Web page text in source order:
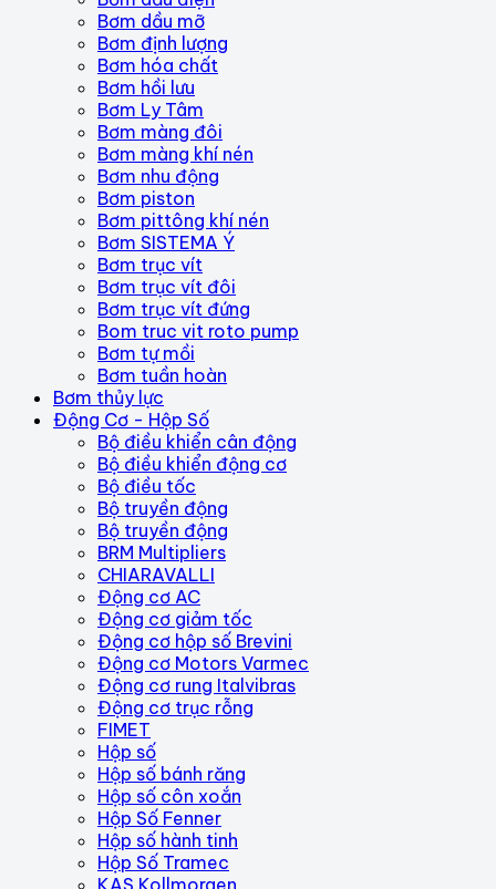
Bơm dầu mỡ
Bơm định lượng
Bơm hóa chất
Bơm hồi lưu
Bơm Ly Tâm
Bơm màng đôi
Bơm màng khí nén
Bơm nhu động
Bơm piston
Bơm pittông khí nén
Bơm SISTEMA Ý
Bơm trục vít
Bơm trục vít đôi
Bơm trục vít đứng
Bom truc vit roto pump
Bơm tự mồi
Bơm tuần hoàn
Bơm thủy lực
Động Cơ - Hộp Số
Bộ điều khiển cân động
Bộ điều khiển động cơ
Bộ điều tốc
Bộ truyền động
Bộ truyền động
BRM Multipliers
CHIARAVALLI
Động cơ AC
Động cơ giảm tốc
Động cơ hộp số Brevini
Động cơ Motors Varmec
Động cơ rung Italvibras
Động cơ trục rỗng
FIMET
Hộp số
Hộp số bánh răng
Hộp số côn xoắn
Hộp Số Fenner
Hộp số hành tinh
Hộp Số Tramec
KAS Kollmorgen